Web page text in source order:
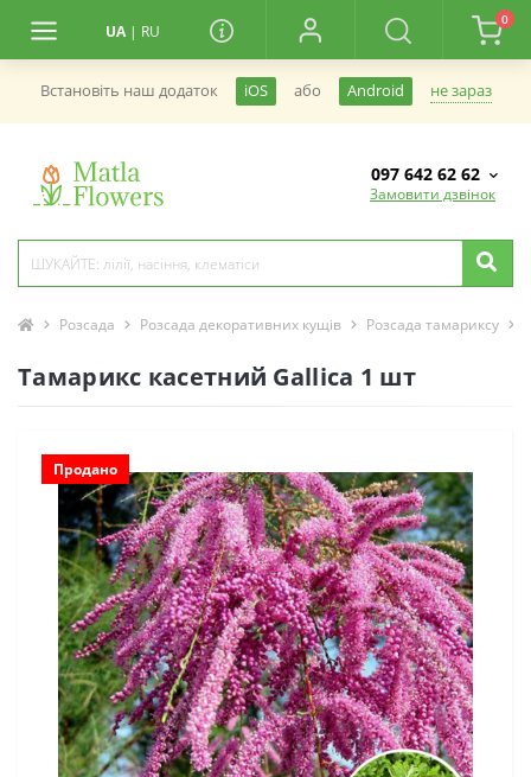
UA | RU
0
Встановiть наш додаток iOS або Android не зараз
097 642 62 62
Замовити дзвінок
Розсада Розсада декоративних кущів Розсада тамариксу
Тамарикс касетний Gallica 1 шт
Продано